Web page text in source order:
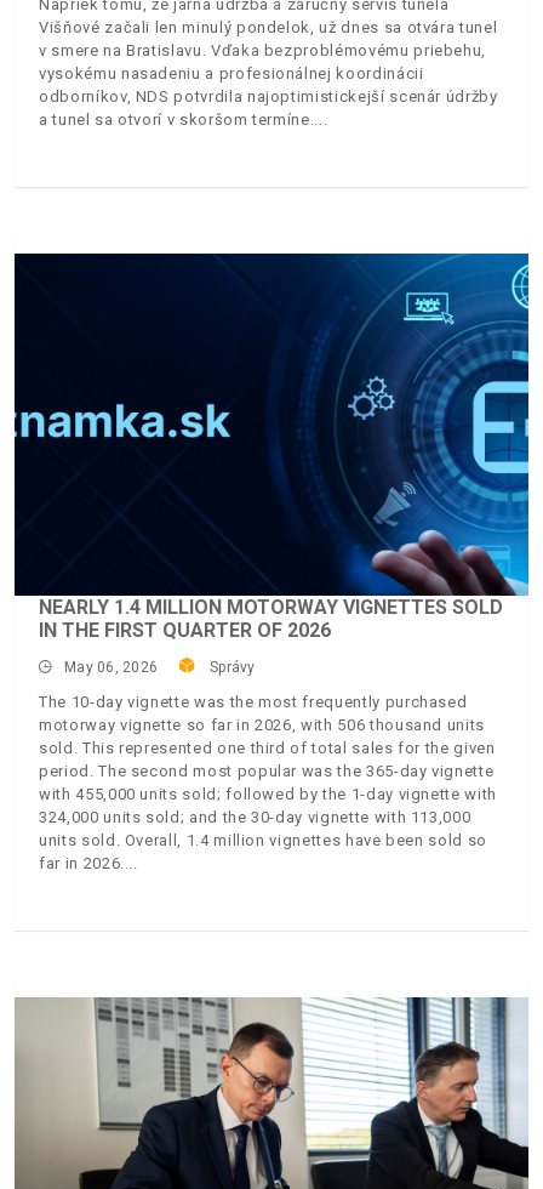
Napriek tomu, že jarná údržba a záručný servis tunela
Višňové začali len minulý pondelok, už dnes sa otvára tunel
v smere na Bratislavu. Vďaka bezproblémovému priebehu,
vysokému nasadeniu a profesionálnej koordinácii
odborníkov, NDS potvrdila najoptimistickejší scenár údržby
a tunel sa otvorí v skoršom termíne.
NEARLY 1.4 MILLION MOTORWAY VIGNETTES SOLD
IN THE FIRST QUARTER OF 2026
May 06, 2026 Správy
The 10-day vignette was the most frequently purchased
motorway vignette so far in 2026, with 506 thousand units
sold. This represented one third of total sales for the given
period. The second most popular was the 365-day vignette
with 455,000 units sold; followed by the 1-day vignette with
324,000 units sold; and the 30-day vignette with 113,000
units sold. Overall, 1.4 million vignettes have been sold so
far in 2026.